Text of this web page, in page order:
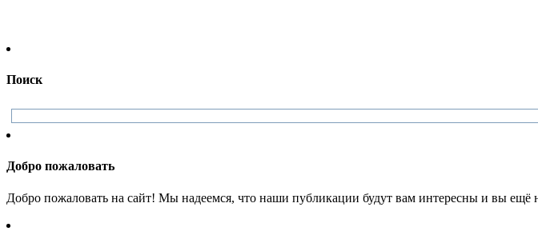
Поиск
Добро пожаловать
Добро пожаловать на сайт! Мы надеемся, что наши публикации будут вам интересны и вы ещё